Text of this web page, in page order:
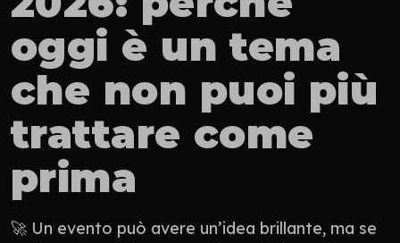
oggi è un tema
che non puoi più
trattare come
prima
🚀 Un evento può avere un’idea brillante, ma se